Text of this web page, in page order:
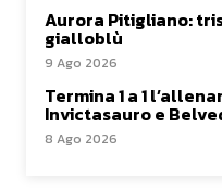
Aurora Pitigliano:
gialloblù
9 Ago 2026
Termina 1 a 1
Invictasauro e
8 Ago 2026